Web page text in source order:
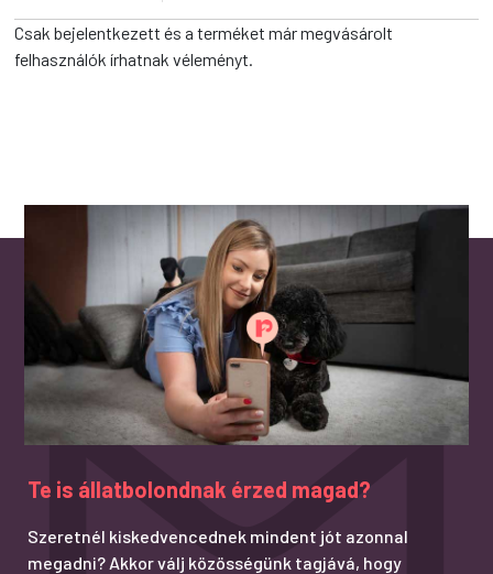
Csak bejelentkezett és a terméket már megvásárolt
felhasználók írhatnak véleményt.
Te is állatbolondnak érzed magad?
Szeretnél kiskedvencednek mindent jót azonnal
megadni? Akkor válj közösségünk tagjává, hogy